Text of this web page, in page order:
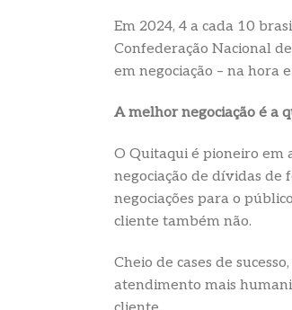
Em 2024, 4 a cada 10
Confederação Nacional
em negociação – na hora
A melhor negociação é a
O Quitaqui é pioneiro em
negociação de dívidas de
negociações para o
cliente também não.
Cheio de cases de
atendimento mais